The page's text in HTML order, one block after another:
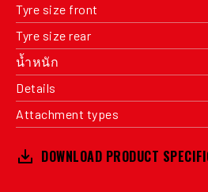
Tyre size front
Tyre size rear
น้ำหนัก
Details
Attachment types
DOWNLOAD PRODUCT